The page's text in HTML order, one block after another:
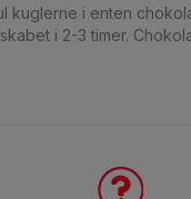
kuglerne i enten
i 2-3 timer.